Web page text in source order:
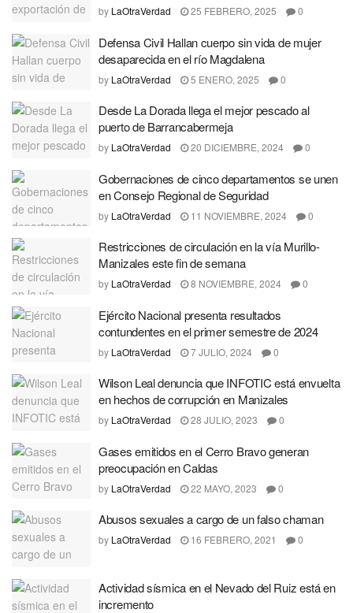
by LaOtraVerdad 25 FEBRERO, 2025 0
Defensa Civil Hallan cuerpo sin vida de mujer
desaparecida en el río Magdalena
by LaOtraVerdad 5 ENERO, 2025 0
Desde La Dorada llega el mejor pescado al
puerto de Barrancabermeja
by LaOtraVerdad 20 DICIEMBRE, 2024 0
Gobernaciones de cinco departamentos se unen
en Consejo Regional de Seguridad
by LaOtraVerdad 11 NOVIEMBRE, 2024 0
Restricciones de circulación en la vía Murillo-
Manizales este fin de semana
by LaOtraVerdad 8 NOVIEMBRE, 2024 0
Ejército Nacional presenta resultados
contundentes en el primer semestre de 2024
by LaOtraVerdad 7 JULIO, 2024 0
Wilson Leal denuncia que INFOTIC está envuelta
en hechos de corrupción en Manizales
by LaOtraVerdad 28 JULIO, 2023 0
Gases emitidos en el Cerro Bravo generan
preocupación en Caldas
by LaOtraVerdad 22 MAYO, 2023 0
Abusos sexuales a cargo de un falso chaman
by LaOtraVerdad 16 FEBRERO, 2021 0
Actividad sísmica en el Nevado del Ruiz está en
incremento